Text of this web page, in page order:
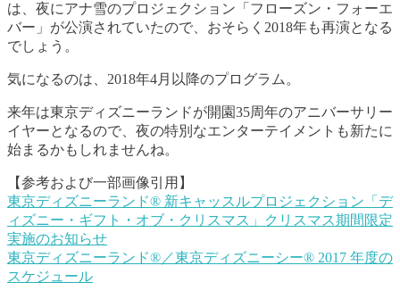
は、夜にアナ雪のプロジェクション「フローズン・フォーエ
バー」が公演されていたので、おそらく2018年も再演となる
でしょう。
気になるのは、2018年4月以降のプログラム。
来年は東京ディズニーランドが開園35周年のアニバーサリー
イヤーとなるので、夜の特別なエンターテイメントも新たに
始まるかもしれませんね。
【参考および一部画像引用】
東京ディズニーランド® 新キャッスルプロジェクション「デ
ィズニー・ギフト・オブ・クリスマス」クリスマス期間限定
実施のお知らせ
東京ディズニーランド®／東京ディズニーシー® 2017 年度の
スケジュール